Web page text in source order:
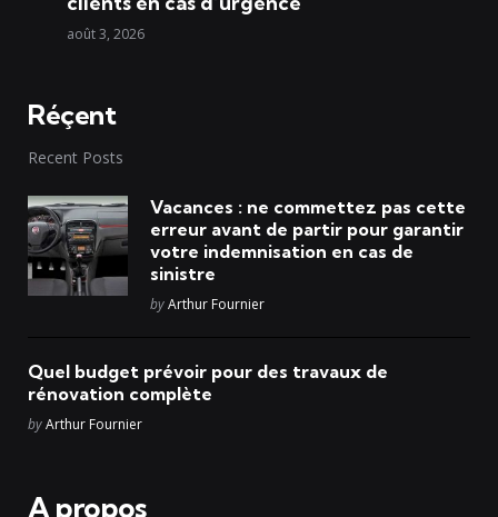
août 3, 2026
Réçent
Recent Posts
Vacances : ne commettez pas cette
erreur avant de partir pour garantir
votre indemnisation en cas de
sinistre
Posted
byArthur Fournier
Quel budget prévoir pour des travaux de
rénovation complète
Posted
byArthur Fournier
A propos